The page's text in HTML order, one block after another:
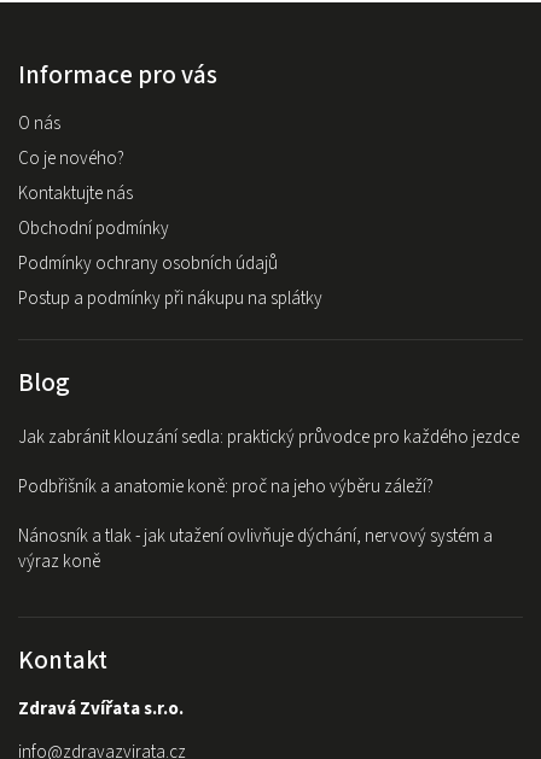
Informace pro vás
O nás
Co je nového?
Kontaktujte nás
Obchodní podmínky
Podmínky ochrany osobních údajů
Postup a podmínky při nákupu na splátky
Blog
Jak zabránit klouzání sedla: praktický průvodce pro každého jezdce
Podbřišník a anatomie koně: proč na jeho výběru záleží?
Nánosník a tlak - jak utažení ovlivňuje dýchání, nervový systém a
výraz koně
Kontakt
Zdravá Zvířata s.r.o.
info@zdravazvirata.cz